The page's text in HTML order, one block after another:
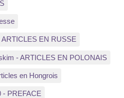
EN RUSSE
- ARTICLES EN POLONAIS
en Hongrois
- PREFACE